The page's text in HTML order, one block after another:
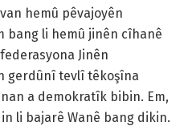
hemû pêvajoyên
bang li hemû jinên cîhanê
Jinên
gerdûnî tevlî têkoşîna
a demokratîk bibin. Em,
li bajarê Wanê bang dikin.